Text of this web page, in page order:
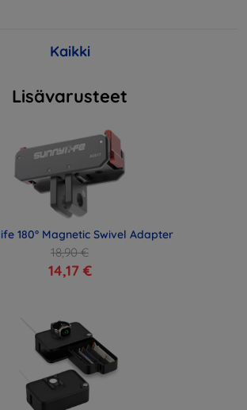
Kaikki
Lisävarusteet
180° Magnetic Swivel Adapter
18,90 €
14,17 €